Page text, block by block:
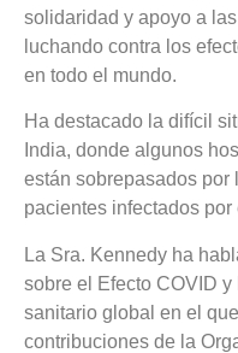
solidaridad y apoyo a
luchando contra los
en todo el mundo.
Ha destacado la difícil
India, donde algunos
están sobrepasados por
pacientes infectados por
La Sra. Kennedy ha
sobre el Efecto COVID y
sanitario global en el
contribuciones de la